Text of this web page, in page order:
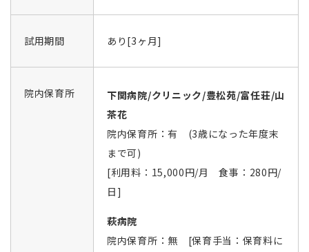
試用期間 あり[3ヶ月]
院内保育所
下関病院/クリニック/豊松苑/富任荘/山
茶花
院内保育所：有 (3歳になった年度末
まで可)
[利用料：15,000円/月 食事：280円/
日]
萩病院
院内保育所：無 [保育手当：保育料に